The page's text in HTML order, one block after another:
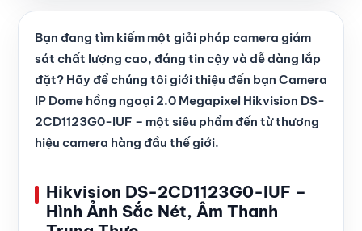
Bạn đang tìm kiếm một giải pháp camera giám
sát chất lượng cao, đáng tin cậy và dễ dàng lắp
đặt? Hãy để chúng tôi giới thiệu đến bạn Camera
IP Dome hồng ngoại 2.0 Megapixel Hikvision DS-
2CD1123G0-IUF – một siêu phẩm đến từ thương
hiệu camera hàng đầu thế giới.
Hikvision DS-2CD1123G0-IUF –
Hình Ảnh Sắc Nét, Âm Thanh